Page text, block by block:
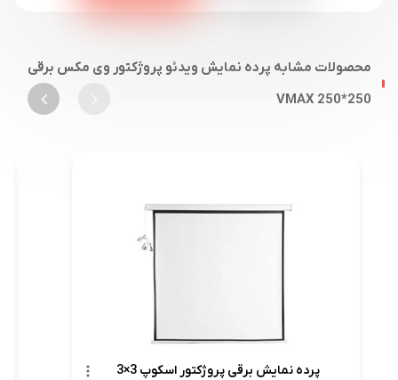
محصولات مشابه پرده نمایش ویدئو پروژکتور وی مکس برقی
250*250 VMAX
پرده نمایش برقی پروژکتور اسکوپ 3×3